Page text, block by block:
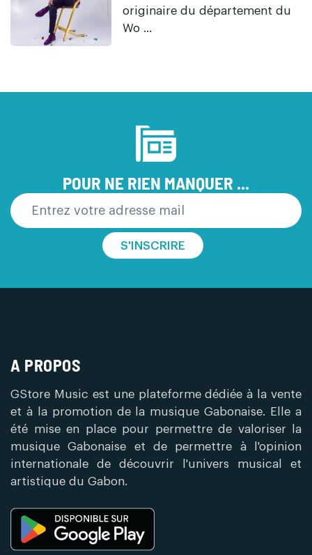
originaire du département du
Wo ...
POUR NE RIEN MANQUER ...
S'INSCRIRE
A PROPOS
GStore Music est une plateforme dédiée à la vente
et à la promotion de la musique Gabonaise. Elle a
été mise en place pour permettre de valoriser la
musique Gabonaise et de permettre à l'opinion
internationale de découvrir l'univers musical et
artistique du Gabon.